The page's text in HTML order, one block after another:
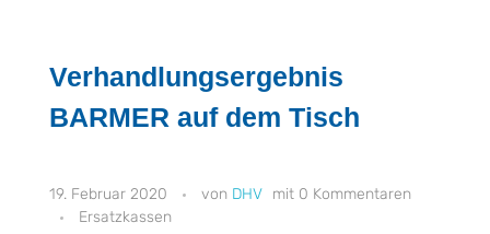
Verhandlungsergebnis
BARMER auf dem Tisch
19. Februar 2020 DHV
0 Kommentaren
Ersatzkassen